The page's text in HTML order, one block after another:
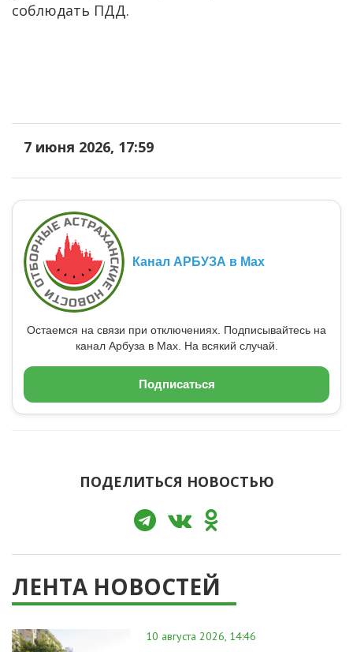
соблюдать ПДД.
7 июня 2026, 17:59
Канал АРБУЗА в Max
Остаемся на связи при отключениях. Подписывайтесь на
канал Арбуза в Max. На всякий случай.
Подписаться
ПОДЕЛИТЬСЯ НОВОСТЬЮ
ЛЕНТА НОВОСТЕЙ
10 августа 2026, 14:46